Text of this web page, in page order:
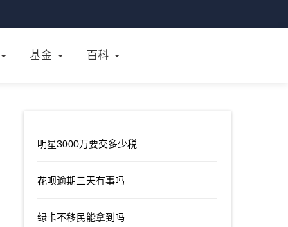
基金 百科
明星3000万要交多少税
花呗逾期三天有事吗
绿卡不移民能拿到吗